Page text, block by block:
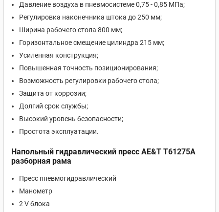
Давление воздуха в пневмосистеме 0,75 - 0,85 МПа;
Регулировка наконечника штока до 250 мм;
Ширина рабочего стола 800 мм;
Горизонтальное смещение цилиндра 215 мм;
Усиленная конструкция;
Повышенная точность позиционирования;
Возможность регулировки рабочего стола;
Защита от коррозии;
Долгий срок службы;
Высокий уровень безопасности;
Простота эксплуатации.
Напольный гидравлический пресс AE&T Т61275А
разборная рама
Пресс пневмогидравлический
Манометр
2 V блока